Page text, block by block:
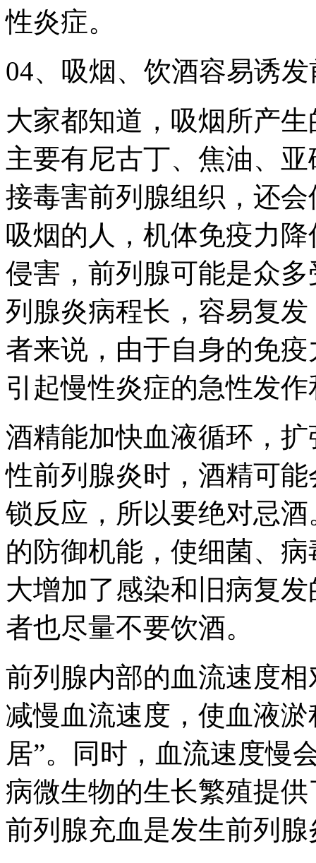
性炎症。
04、吸烟、饮酒容易诱
大家都知道，吸烟所产
主要有尼古丁、焦油、
接毒害前列腺组织，还
吸烟的人，机体免疫力
侵害，前列腺可能是众
列腺炎病程长，容易复
者来说，由于自身的免
引起慢性炎症的急性发
酒精能加快血液循环，
性前列腺炎时，酒精可
锁反应，所以要绝对忌
的防御机能，使细菌、
大增加了感染和旧病复
者也尽量不要饮酒。
前列腺内部的血流速度
减慢血流速度，使血液
居”。同时，血流速度慢
病微生物的生长繁殖提
前列腺充血是发生前列